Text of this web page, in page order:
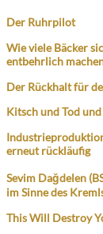
Der Ruhrpilot
Wie viele Bäcker
entbehrlich
Der Rückhalt für
Kitsch und Tod
erneut rückläufig
Sevim Dağdelen
im Sinne des
This Will Destroy